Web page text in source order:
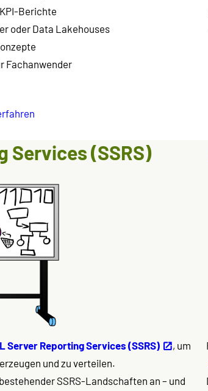
Berichte
oder Data Lakehouses
Fachanwender
Services (SSRS)
Server Reporting Services (SSRS)
, um
und zu verteilen.
SSRS-Landschaften an – und